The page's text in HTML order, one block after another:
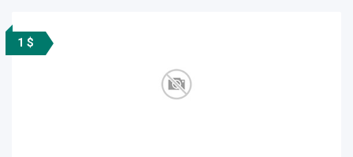
1 $